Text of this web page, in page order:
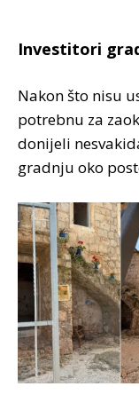
Investitori
Nakon što nisu
potrebnu za
donijeli
gradnju oko